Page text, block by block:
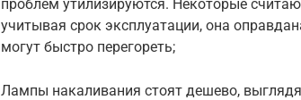
проблем утилизируются. Некоторые
учитывая срок эксплуатации, она
могут быстро перегореть;
Лампы накаливания стоят дешево,